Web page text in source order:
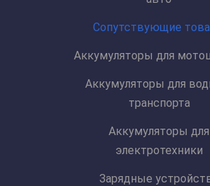
Сопутствующие
Аккумуляторы для
Аккумуляторы для
транспорта
Аккумуляторы для
электротехники
Зарядные